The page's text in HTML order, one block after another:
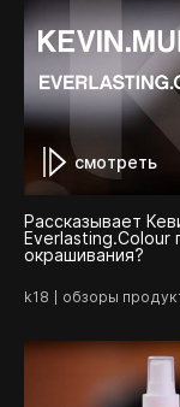
смотреть
Рассказывает
Everlasting.Colour
окрашивания?
k18 обзоры